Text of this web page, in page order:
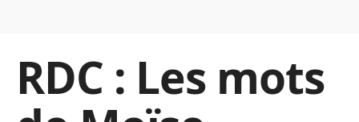
RDC : Les mots